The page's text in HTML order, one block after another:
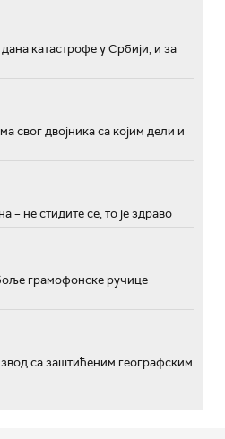
катастрофе у Србији, и за
свог двојника са којим дели и
– не стидите се, то је здраво
грамофонске ручице
са заштићеним географским